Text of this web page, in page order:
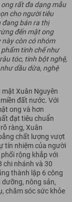
rất đa dạng mẫu
cho người tiêu
đang bán ra thị
đến mật ong
còn có nhóm
tinh chế như
tóc, tinh bột nghệ,
dầu dừa, nghệ
Xuân Nguyên
đất nước. Với
ong và hơn
đạt tiêu chuẩn
ràng, Xuân
chất lượng vượt
tín nhiệm của người
rộng khắp với
chi nhánh và 30
thành lập 6 công
nông sản,
chăm sóc sức khỏe